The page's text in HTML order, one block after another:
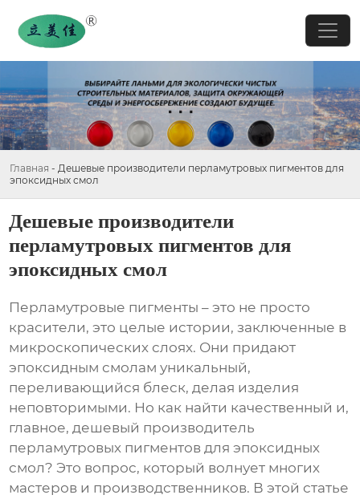
Главная - Дешевые производители перламутровых пигментов для
эпоксидных смол
Дешевые производители
перламутровых пигментов для
эпоксидных смол
Перламутровые пигменты – это не просто
красители, это целые истории, заключенные в
микроскопических слоях. Они придают
эпоксидным смолам уникальный,
переливающийся блеск, делая изделия
неповторимыми. Но как найти качественный и,
главное,дешевый производитель
перламутровых пигментов для эпоксидных
смол? Это вопрос, который волнует многих
мастеров и производственников. В этой статье